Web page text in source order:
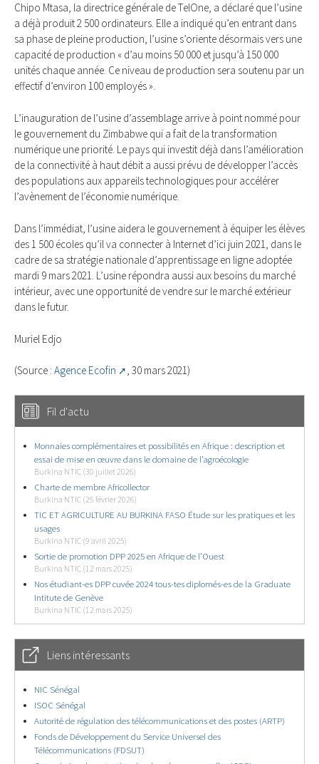
Chipo Mtasa, la directrice générale de TelOne, a déclaré que l’usine
a déjà produit 2 500 ordinateurs. Elle a indiqué qu’en entrant dans
sa phase de pleine production, l’usine s’oriente désormais vers une
capacité de production « d’au moins 50 000 et jusqu’à 150 000
unités chaque année. Ce niveau de production sera soutenu par un
effectif d’environ 100 employés ».
L’inauguration de l’usine d’assemblage arrive à point nommé pour
le gouvernement du Zimbabwe qui a fait de la transformation
numérique une priorité. Le pays qui investit déjà dans l’amélioration
de la connectivité à haut débit a aussi prévu de développer l’accès
des populations aux appareils technologiques pour accélérer
l’avènement de l’économie numérique.
Dans l’immédiat, l’usine aidera le gouvernement à équiper les élèves
des 1 500 écoles qu’il va connecter à Internet d’ici juin 2021, dans le
cadre de sa stratégie nationale d’apprentissage en ligne adoptée
mardi 9 mars 2021. L’usine répondra aussi aux besoins du marché
intérieur, avec une opportunité de vendre sur le marché extérieur
dans le futur.
Muriel Edjo
(Source : Agence Ecofin , 30 mars 2021)
Fil d'actu
Monnaies complémentaires et possibilités en Afrique : description et
essai de mise en œuvre dans le domaine de l’agroécologie
Burkina NTIC (30 juillet 2026)
Charte de membre Africollector
Burkina NTIC (25 février 2026)
TIC ET AGRICULTURE AU BURKINA FASO Étude sur les pratiques et les
usages
Burkina NTIC (9 avril 2025)
Sortie de promotion DPP 2025 en Afrique de l’Ouest
Burkina NTIC (12 mars 2025)
Nos étudiant-es DPP cuvée 2024 tous-tes diplomés-es de la Graduate
Intitute de Genève
Burkina NTIC (12 mars 2025)
Liens intéressants
NIC Sénégal
ISOC Sénégal
Autorité de régulation des télécommunications et des postes (ARTP)
Fonds de Développement du Service Universel des
Télécommunications (FDSUT)